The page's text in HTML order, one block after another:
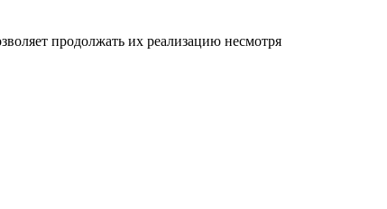
продолжать их реализацию несмотря